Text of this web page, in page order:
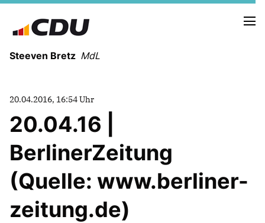
Steeven Bretz MdL
VITA
WAHLKREISBESUCHE
PRESSEFOTOS
MEIN BÜRGERBÜRO
20.04.2016, 16:54 Uhr
20.04.16 |
BerlinerZeitung
(Quelle: www.berliner-
zeitung.de)